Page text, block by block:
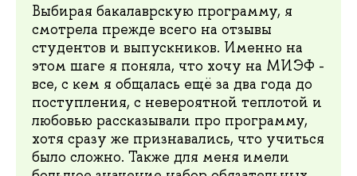
Выбирая бакалаврскую программу, я
смотрела прежде всего на отзывы
студентов и выпускников. Именно на
этом шаге я поняла, что хочу на МИЭФ -
все, с кем я общалась ещё за два года до
поступления, с невероятной теплотой и
любовью рассказывали про программу,
хотя сразу же признавались, что учиться
было сложно. Также для меня имели